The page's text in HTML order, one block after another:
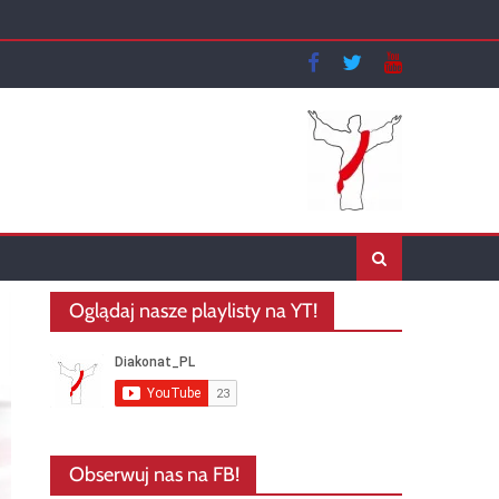
Oglądaj nasze playlisty na YT!
Obserwuj nas na FB!